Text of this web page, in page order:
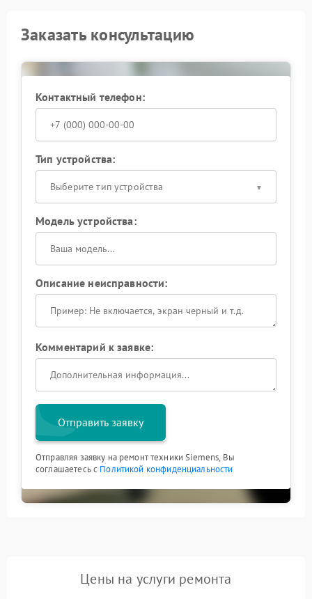
Заказать консультацию
Контактный телефон:
Тип устройства:
Выберите тип устройства
Модель устройства:
Описание неисправности:
Комментарий к заявке:
Отправить заявку
Отправляя заявку на ремонт техники Siemens, Вы
соглашаетесь с Политикой конфиденциальности
Цены на услуги ремонта